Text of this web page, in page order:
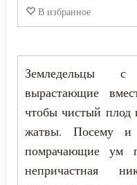
Гнев
Гордость
Грех
Девство
Ерм
Зосима
Иаков Низибийский
Игнатий
В избранное
Земледельцы с
вырастающие
чтобы чистый плод
жатвы. Посему и
помрачающие ум
непричастная